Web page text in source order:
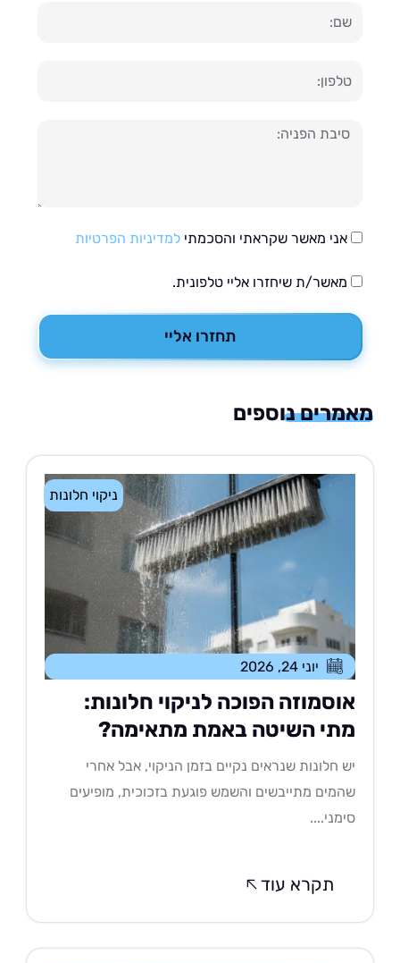
אני מאשר שקראתי והסכמתילמדיניות הפרטיות
מאשר/ת שיחזרו אליי טלפונית.
תחזרו אליי
נוספים
ניקוי חלונות
יוני 24, 2026
הפוכה לניקוי חלונות:
השיטה באמת מתאימה?
חלונות שנראים נקיים בזמן הניקוי, אבל אחרי
מתייבשים והשמש פוגעת בזכוכית, מופיעים
תקרא עוד